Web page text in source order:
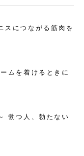
につながる筋肉を
ムを着けるときに
勃つ人、勃たない